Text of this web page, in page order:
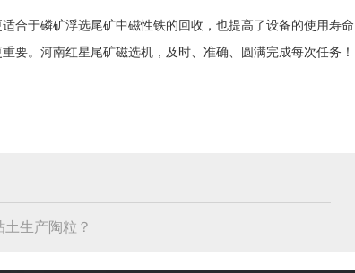
适合于磷矿浮选尾矿中磁性铁的回收，也提高了设备的使用寿命
要。河南红星尾矿磁选机，及时、准确、圆满完成每次任务！
生产陶粒？